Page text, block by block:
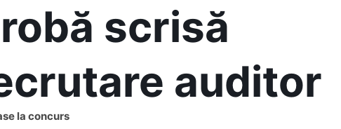
scrisă
auditor
la concurs